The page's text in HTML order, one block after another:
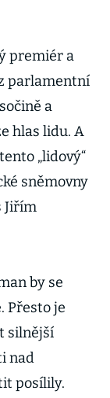
premiér a
parlamentní
a
hlas lidu. A
„lidový“
sněmovny
Jiřím
by se
Přesto je
silnější
nad
posílily.